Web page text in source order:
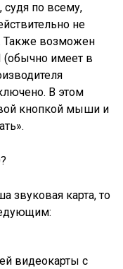
судя по всему,
не
Также возможен
(обычно имеет в
В этом
кнопкой мыши и
звуковая карта, то
видеокарты с